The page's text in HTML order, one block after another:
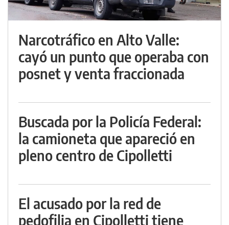
Narcotráfico en Alto Valle:
cayó un punto que operaba con
posnet y venta fraccionada
Buscada por la Policía Federal:
la camioneta que apareció en
pleno centro de Cipolletti
El acusado por la red de
pedofilia en Cipolletti tiene